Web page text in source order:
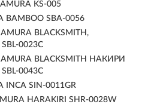
KS-005
BAMBOO SBA-0056
BLACKSMITH,
0023C
BLACKSMITH НАКИРИ
0043C
INCA SIN-0011GR
HARAKIRI SHR-0028W